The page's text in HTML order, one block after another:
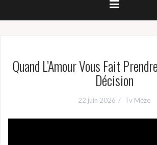
Quand L’Amour Vous Fait
Décision
22 juin 2026 Tv Mèze